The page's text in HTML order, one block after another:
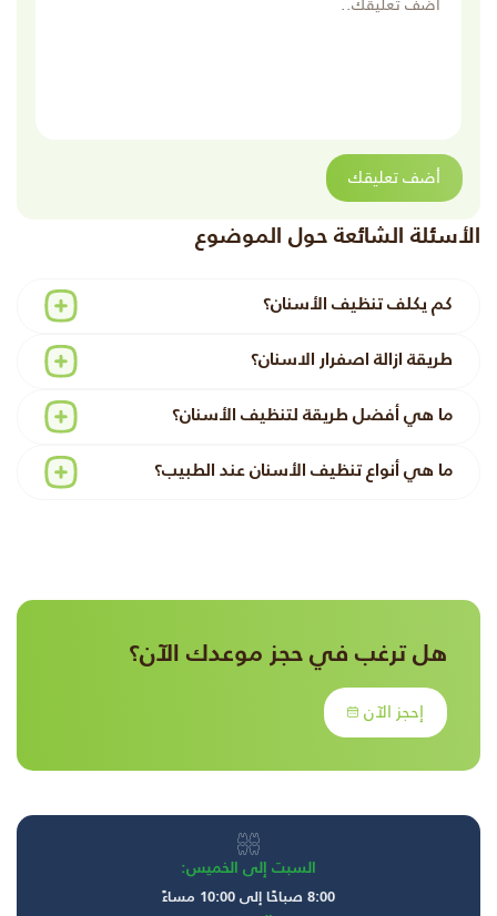
أضف تعليقك
الأسئلة الشائعة حول الموضوع
كم يكلف تنظيف الأسنان؟
طريقة ازالة اصفرار الاسنان؟
ما هي أفضل طريقة لتنظيف الأسنان؟
ما هي أنواع تنظيف الأسنان عند الطبيب؟
هل ترغب في حجز موعدك الآن؟
إحجز الآن
السبت إلى الخميس:
8:00 صباحًا إلى 10:00 مساءً